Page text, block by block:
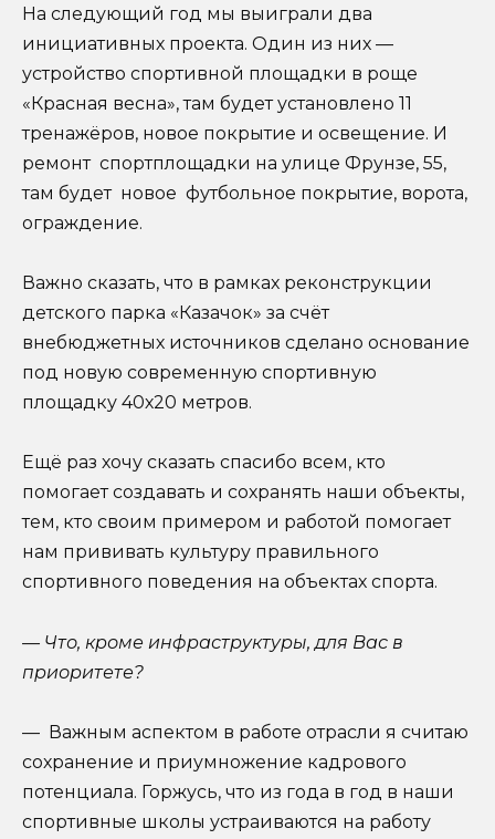
На следующий год мы выиграли два
инициативных проекта. Один из них —
устройство спортивной площадки в роще
«Красная весна», там будет установлено 11
тренажёров, новое покрытие и освещение. И
ремонт спортплощадки на улице Фрунзе, 55,
там будет новое футбольное покрытие, ворота,
ограждение.
Важно сказать, что в рамках реконструкции
детского парка «Казачок» за счёт
внебюджетных источников сделано основание
под новую современную спортивную
площадку 40х20 метров.
Ещё раз хочу сказать спасибо всем, кто
помогает создавать и сохранять наши объекты,
тем, кто своим примером и работой помогает
нам прививать культуру правильного
спортивного поведения на объектах спорта.
— Что, кроме инфраструктуры, для Вас в
приоритете?
— Важным аспектом в работе отрасли я считаю
сохранение и приумножение кадрового
потенциала. Горжусь, что из года в год в наши
спортивные школы устраиваются на работу